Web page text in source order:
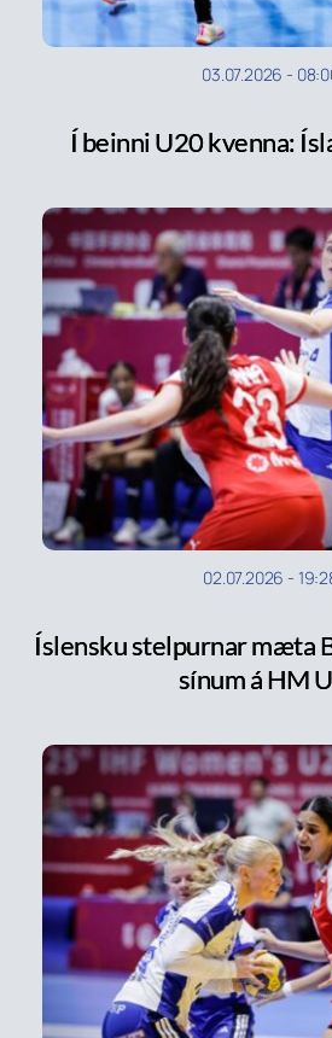
03.07.2026 -
Í beinni U20 kvenna:
02.07.2026 -
Íslensku stelpurnar mæta
sínum á HM